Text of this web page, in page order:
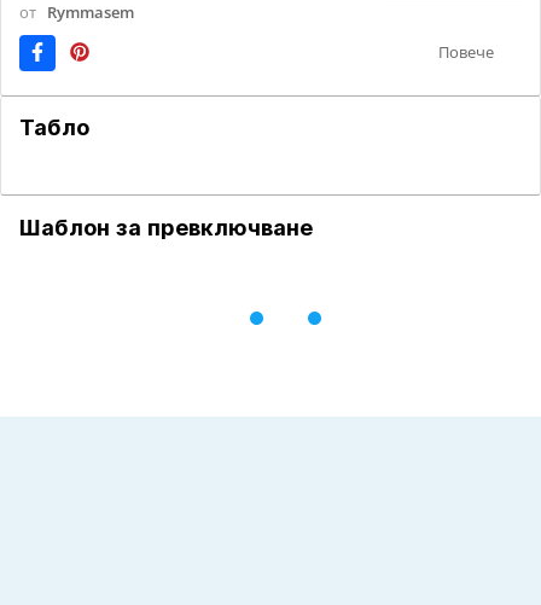
от Rymmasem
Повече
Табло
Шаблон за превключване